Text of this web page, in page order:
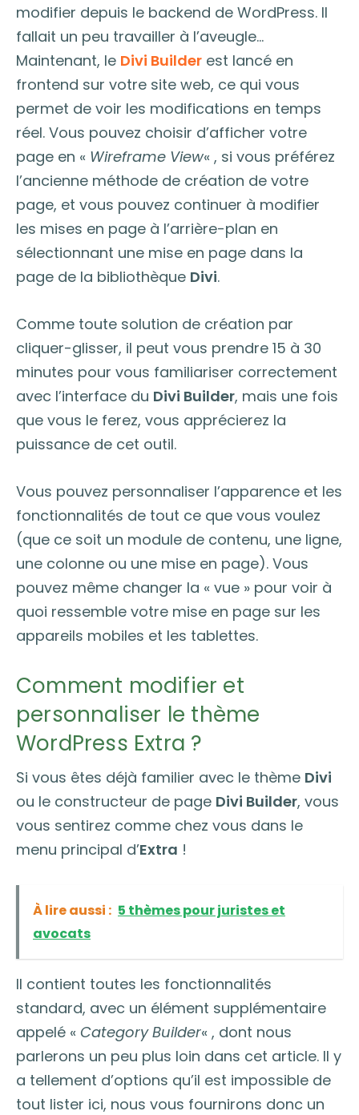
modifier depuis le backend de WordPress. Il
fallait un peu travailler à l’aveugle…
Maintenant, le Divi Builder est lancé en
frontend sur votre site web, ce qui vous
permet de voir les modifications en temps
réel. Vous pouvez choisir d’afficher votre
page en « Wireframe View« , si vous préférez
l’ancienne méthode de création de votre
page, et vous pouvez continuer à modifier
les mises en page à l’arrière-plan en
sélectionnant une mise en page dans la
page de la bibliothèque Divi.
Comme toute solution de création par
cliquer-glisser, il peut vous prendre 15 à 30
minutes pour vous familiariser correctement
avec l’interface du Divi Builder, mais une fois
que vous le ferez, vous apprécierez la
puissance de cet outil.
Vous pouvez personnaliser l’apparence et les
fonctionnalités de tout ce que vous voulez
(que ce soit un module de contenu, une ligne,
une colonne ou une mise en page). Vous
pouvez même changer la « vue » pour voir à
quoi ressemble votre mise en page sur les
appareils mobiles et les tablettes.
Comment modifier et
personnaliser le thème
WordPress Extra ?
Si vous êtes déjà familier avec le thème Divi
ou le constructeur de page Divi Builder, vous
vous sentirez comme chez vous dans le
menu principal d’Extra !
À lire aussi : 5 thèmes pour juristes et
avocats
Il contient toutes les fonctionnalités
standard, avec un élément supplémentaire
appelé « Category Builder« , dont nous
parlerons un peu plus loin dans cet article. Il y
a tellement d’options qu’il est impossible de
tout lister ici, nous vous fournirons donc un